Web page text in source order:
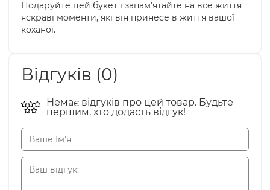
Подаруйте цей букет і запам'ятайте на все життя
яскраві моменти, які він принесе в життя вашої
коханої.
Відгуків (0)
Немає відгуків про цей товар. Будьте
першим, хто додасть відгук!